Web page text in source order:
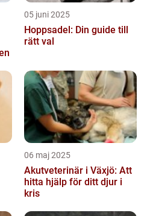
05 juni 2025
Hoppsadel: Din guide till
rätt val
06 maj 2025
Akutveterinär i Växjö: Att
hitta hjälp för ditt djur i
kris